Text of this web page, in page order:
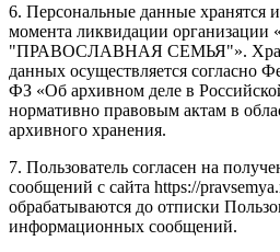
6. Персональные данные хранятся
момента ликвидации
"ПРАВОСЛАВНАЯ СЕМЬЯ"».
данных осуществляется согласно
ФЗ «Об архивном деле в
нормативно правовым актам в
архивного хранения.
7. Пользователь согласен на
сообщений с сайта https://
обрабатываются до отписки
информационных сообщений.